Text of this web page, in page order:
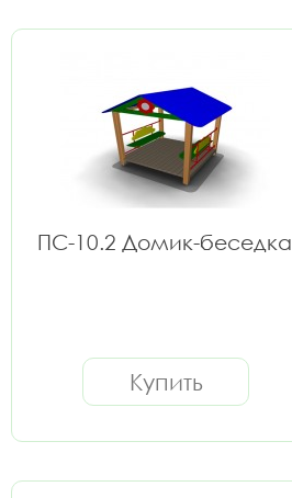
ПС-10.2 Домик-беседка
Купить